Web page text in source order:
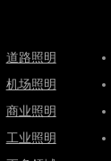
道路照明
机场照明
商业照明
工业照明